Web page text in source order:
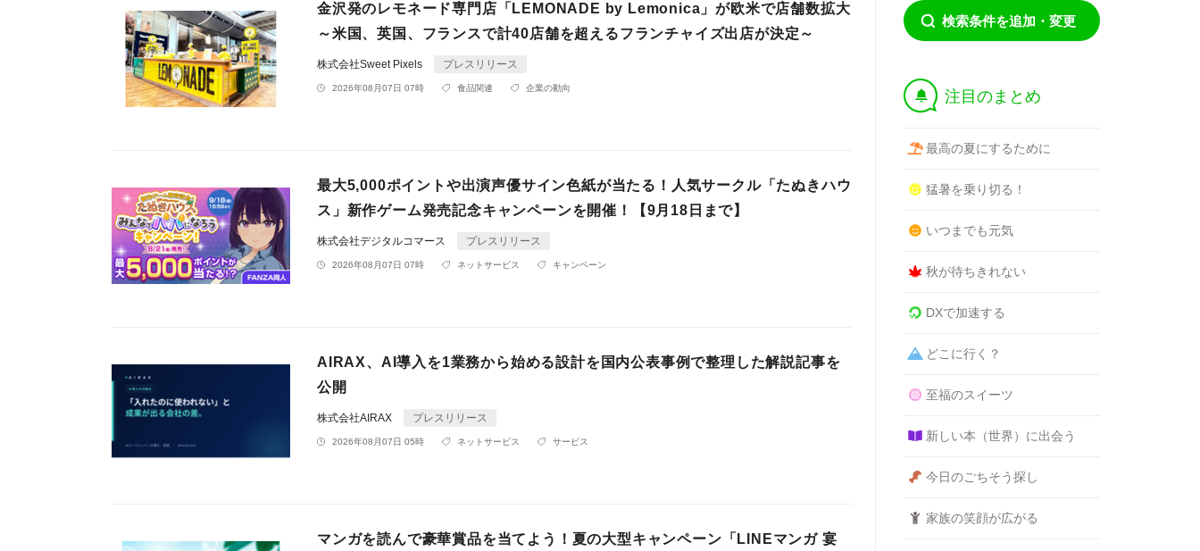
金沢発のレモネード専門店「LEMONADE by Lemonica」が欧米で店舗数拡大
～米国、英国、フランスで計40店舗を超えるフランチャイズ出店が決定～
株式会社Sweet Pixels プレスリリース
2026年08月07日 07時 食品関連 企業の動向
最大5,000ポイントや出演声優サイン色紙が当たる！人気サークル「たぬきハウ
ス」新作ゲーム発売記念キャンペーンを開催！【9月18日まで】
株式会社デジタルコマース プレスリリース
2026年08月07日 07時 ネットサービス キャンペーン
AIRAX、AI導入を1業務から始める設計を国内公表事例で整理した解説記事を
公開
株式会社AIRAX プレスリリース
2026年08月07日 05時 ネットサービス サービス
マンガを読んで豪華賞品を当てよう！夏の大型キャンペーン「LINEマンガ 宴
検索条件を追加・変更
† 注目のまとめ
最高の夏にするために
猛暑を乗り切る！
いつまでも元気
秋が待ちきれない
DXで加速する
どこに行く？
至福のスイーツ
新しい本（世界）に出会う
今日のごちそう探し
家族の笑顔が広がる